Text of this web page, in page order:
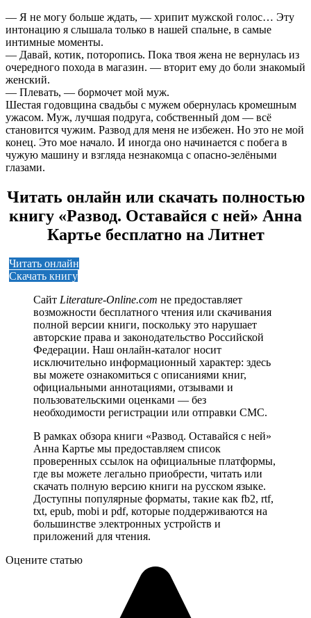
— Я не могу больше ждать, — хрипит мужской голос… Эту
интонацию я слышала только в нашей спальне, в самые
интимные моменты.
— Давай, котик, поторопись. Пока твоя жена не вернулась из
очередного похода в магазин. — вторит ему до боли знакомый
женский.
— Плевать, — бормочет мой муж.
Шестая годовщина свадьбы с мужем обернулась кромешным
ужасом. Муж, лучшая подруга, собственный дом — всё
становится чужим. Развод для меня не избежен. Но это не мой
конец. Это мое начало. И иногда оно начинается с побега в
чужую машину и взгляда незнакомца с опасно-зелёными
глазами.
Читать онлайн или скачать полностью
книгу «Развод. Оставайся с ней» Анна
Картье бесплатно на Литнет
Читать онлайн
Скачать книгу
Сайт Literature-Online.com не предоставляет
возможности бесплатного чтения или скачивания
полной версии книги, поскольку это нарушает
авторские права и законодательство Российской
Федерации. Наш онлайн-каталог носит
исключительно информационный характер: здесь
вы можете ознакомиться с описаниями книг,
официальными аннотациями, отзывами и
пользовательскими оценками — без
необходимости регистрации или отправки СМС.
В рамках обзора книги «Развод. Оставайся с ней»
Анна Картье мы предоставляем список
проверенных ссылок на официальные платформы,
где вы можете легально приобрести, читать или
скачать полную версию книги на русском языке.
Доступны популярные форматы, такие как fb2, rtf,
txt, epub, mobi и pdf, которые поддерживаются на
большинстве электронных устройств и
приложений для чтения.
Оцените статью